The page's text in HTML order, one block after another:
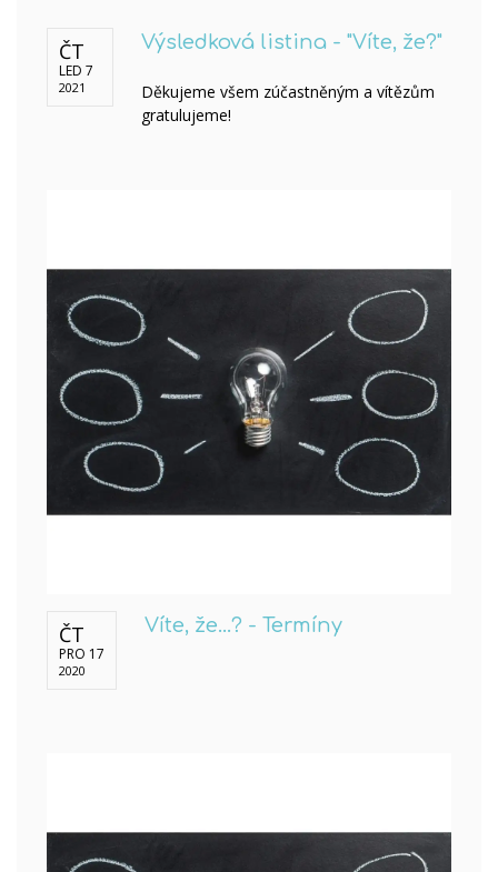
ČT
LED 7
2021
Výsledková listina - "Víte, že?"
Děkujeme všem zúčastněným a vítězům
gratulujeme!
ČT
PRO 17
2020
Víte, že...? - Termíny